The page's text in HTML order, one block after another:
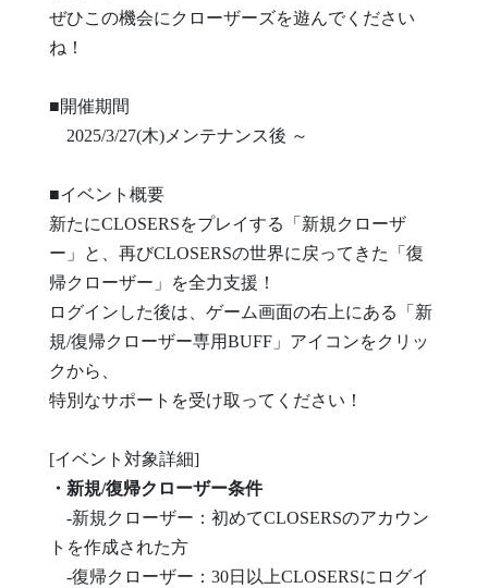
ぜひこの機会にクローザーズを遊んでください
ね！
■開催期間
2025/3/27(木)メンテナンス後 ～
■イベント概要
新たにCLOSERSをプレイする「新規クローザ
ー」と、再びCLOSERSの世界に戻ってきた「復
帰クローザー」を全力支援！
ログインした後は、ゲーム画面の右上にある「新
規/復帰クローザー専用BUFF」アイコンをクリッ
クから、
特別なサポートを受け取ってください！
[イベント対象詳細]
・新規/復帰クローザー条件
-新規クローザー：初めてCLOSERSのアカウン
トを作成された方
-復帰クローザー：30日以上CLOSERSにログイ